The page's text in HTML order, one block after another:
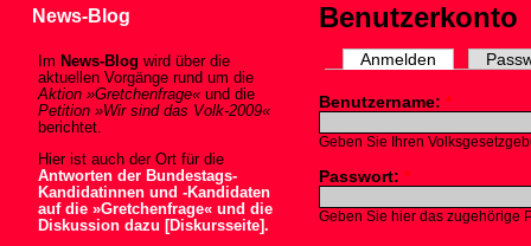
News-Blog
Im News-Blog wird über die
aktuellen Vorgänge rund um die
Aktion »Gretchenfrage« und die
Petition »Wir sind das Volk-2009«
berichtet.
Hier ist auch der Ort für die
Antworten der Bundestags-
Kandidatinnen und -Kandidaten
auf die »Gretchenfrage« und die
Diskussion dazu [Diskursseite].
Benutzerkonto
Anmelden
Benutzername:*
Geben Sie Ihren
Passwort:*
Geben Sie hier das zugehörige